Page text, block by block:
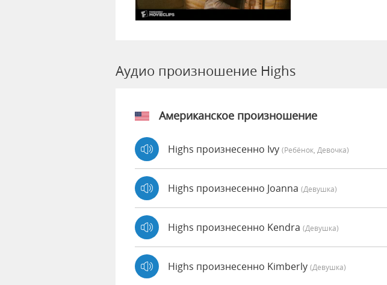
Аудио произношение Highs
Американское произношение
Highs произнесенно Ivy (Ребёнок, Девочка)
Highs произнесенно Joanna (девушка)
Highs произнесенно Kendra (девушка)
Highs произнесенно Kimberly (девушка)